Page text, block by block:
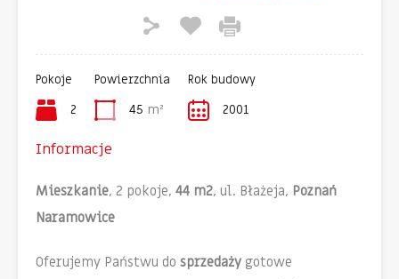
Pokoje
2
Powierzchnia
45 m²
Rok budowy
2001
Informacje
Mieszkanie, 2 pokoje, 44 m2, ul. Błażeja, Poznań
Naramowice
Oferujemy Państwu do sprzedaży gotowe